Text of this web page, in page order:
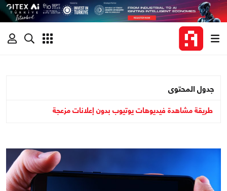
جدول المحتوى
طريقة مشاهدة فيديوهات يوتيوب بدون إعلانات مزعجة